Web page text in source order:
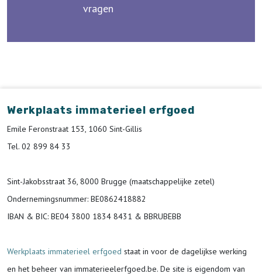
vragen
Werkplaats immaterieel erfgoed
Emile Feronstraat 153, 1060 Sint-Gillis
Tel. 02 899 84 33
Sint-Jakobsstraat 36, 8000 Brugge (maatschappelijke zetel)
Ondernemingsnummer: BE0862418882
IBAN & BIC: BE04 3800 1834 8431 & BBRUBEBB
Werkplaats immaterieel erfgoed staat in voor de dagelijkse werking
en het beheer van immaterieelerfgoed.be. De site is eigendom van